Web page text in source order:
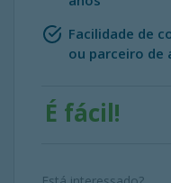
Facilidade de
ou parceiro de
É fácil!